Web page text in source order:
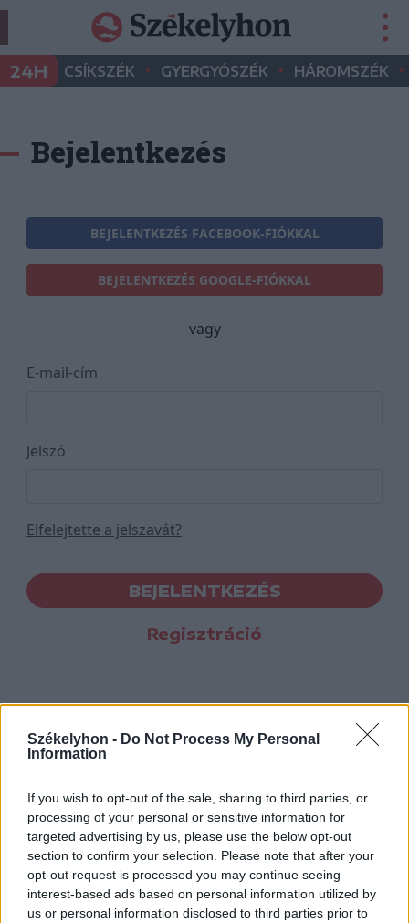
Székelyhon - Do Not Process My Personal
Information
If you wish to opt-out of the sale, sharing to third parties, or
processing of your personal or sensitive information for
targeted advertising by us, please use the below opt-out
section to confirm your selection. Please note that after your
opt-out request is processed you may continue seeing
interest-based ads based on personal information utilized by
us or personal information disclosed to third parties prior to
24H CSÍKSZÉK • GYERGYÓSZÉK • HÁROMSZÉK •
Bejelentkezés
BEJELENTKEZÉS FACEBOOK-FIÓKKAL
BEJELENTKEZÉS GOOGLE-FIÓKKAL
vagy
E-mail-cím
Jelszó
Elfelejtette a jelszavát?
BEJELENTKEZÉS
Regisztráció
Hasznos
Impresszum